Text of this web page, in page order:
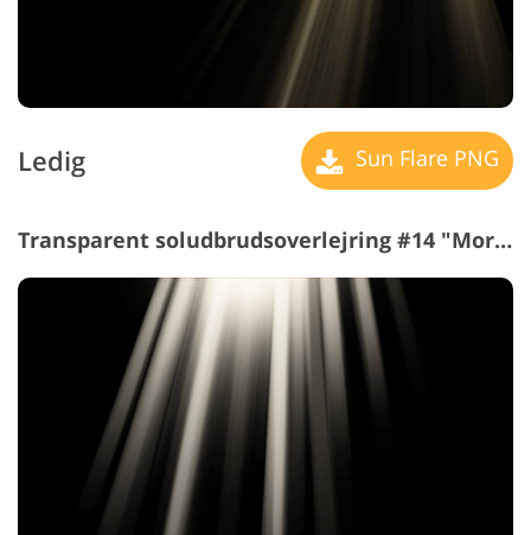
Ledig Sun Flare PNG
Transparent soludbrudsoverlejring #14 "Morning Glory"